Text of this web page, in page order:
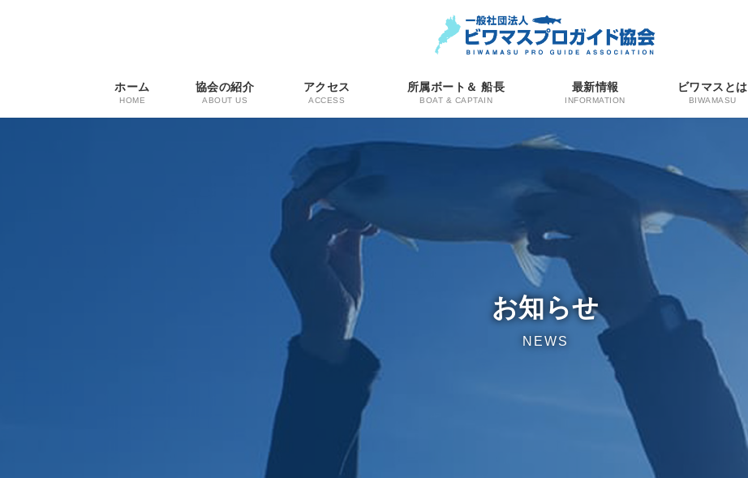
ホーム
HOME
協会の紹介
ABOUT US
アクセス
ACCESS
所属ボート＆ 船長
BOAT & CAPTAIN
最新情報
INFORMATION
ビワマスとは
BIWAMASU
お知らせ
NEWS